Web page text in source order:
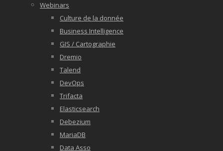
Webinars
Culture de la donnée
Business Intelligence
GIS / Cartographie
Dremio
Talend
DevOps
Trifacta
Elasticsearch
Debezium
MariaDB
Data Asso